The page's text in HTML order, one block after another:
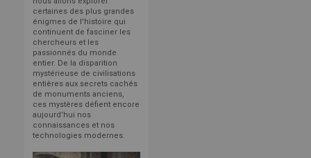
certaines des plus grandes
énigmes de l'histoire qui
continuent de fasciner les
chercheurs et les
passionnés du monde
entier. De la disparition
mystérieuse de civilisations
entières aux secrets cachés
de monuments anciens,
ces mystères défient encore
aujourd'hui nos
connaissances et nos
technologies modernes.